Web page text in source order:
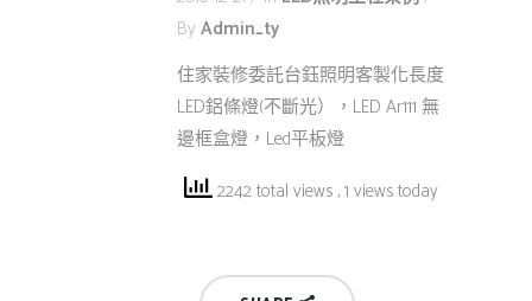
By Admin_ty
住家裝修委託台鈺照明客製化長度
LED鋁條燈(不斷光），LED Ar111 無
邊框盒燈，Led平板燈
2242 total views, 1 views today